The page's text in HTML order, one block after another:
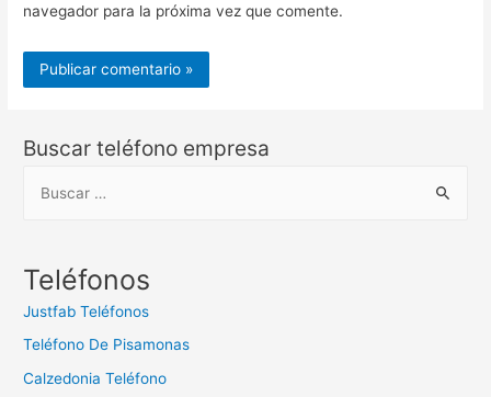
navegador para la próxima vez que comente.
Buscar teléfono empresa
c
Teléfonos
Justfab Teléfonos
Teléfono De Pisamonas
Calzedonia Teléfono